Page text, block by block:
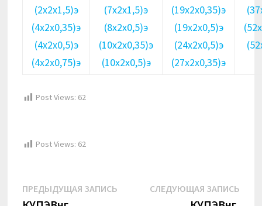
(2х2х1,5)э
(4х2х0,35)э
(4х2х0,5)э
(4х2х0,75)э
(7х2х1,5)э
(8х2х0,5)э
(10х2х0,35)э
(10х2х0,5)э
(19х2х0,35)э
(19х2х0,5)э
(24х2х0,5)э
(27х2х0,35)э
Post Views: 62
Post Views: 62
Навигация
ПРЕДЫДУЩАЯ ЗАПИСЬ ПредыдущаяСЛЕДУЮЩАЯ ЗАПИСЬ